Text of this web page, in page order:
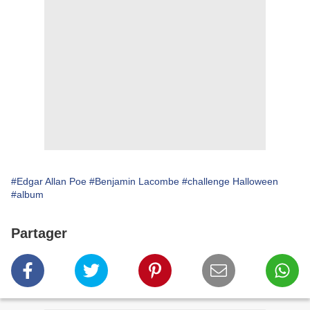
#Edgar Allan Poe #Benjamin Lacombe #challenge Halloween
#album
Partager